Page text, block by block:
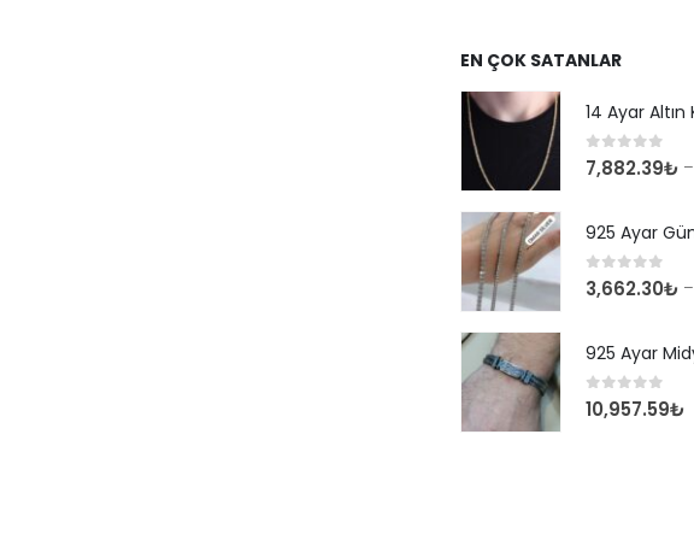
EN ÇOK SATANLAR
0 out of 5
7,882.39₺ –
0 out of 5
3,662.30₺ –
0out of 5
10,957.59₺